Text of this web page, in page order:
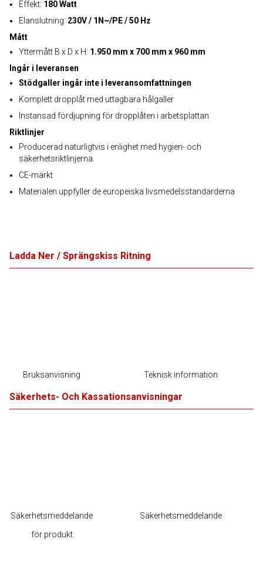
Effekt: 180 Watt
Elanslutning: 230V / 1N~/PE / 50 Hz
Mått
Yttermått B x D x H: 1.950 mm x 700 mm x 960 mm
Ingår i leveransen
Stödgaller ingår inte i leveransomfattningen
Komplett dropplåt med uttagbara hålgaller
Instansad fördjupning för dropplåten i arbetsplattan
Riktlinjer
Producerad naturligtvis i enlighet med hygien- och
säkerhetsriktlinjerna.
CE-märkt
Materialen uppfyller de europeiska livsmedelsstandarderna
Ladda Ner / Sprängskiss Ritning
Bruksanvisning Teknisk information
Säkerhets- Och Kassationsanvisningar
Säkerhetsmeddelande
för produkt
Säkerhetsmeddelande